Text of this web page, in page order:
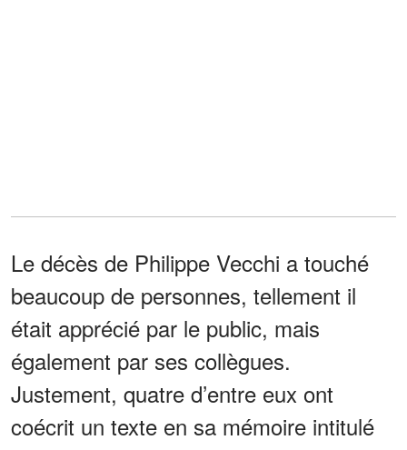
Le décès de Philippe Vecchi a touché
beaucoup de personnes, tellement il
était apprécié par le public, mais
également par ses collègues.
Justement, quatre d’entre eux ont
coécrit un texte en sa mémoire intitulé